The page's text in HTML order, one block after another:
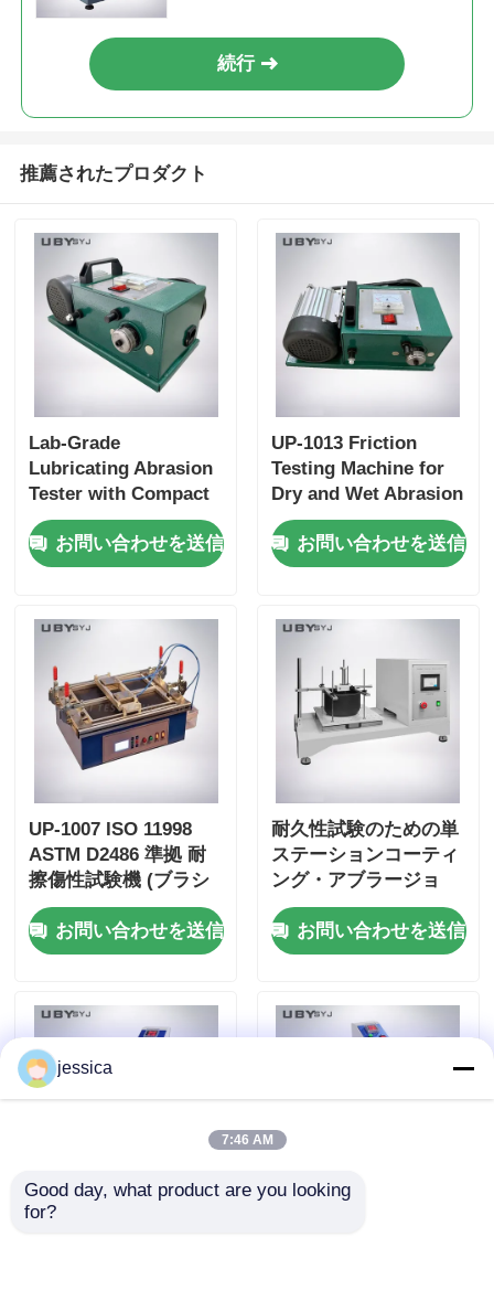
続行
推薦されたプロダクト
Lab-Grade
Lubricating Abrasion
Tester with Compact
Structure and User-
Friendly Interface for
Friction and Wear
お問い合わせを送信
UP-1013 Friction
Testing Machine for
Dry and Wet Abrasion
Test with Adjustable
Load Range and Real-
time Friction
お問い合わせを送信
UP-1007 ISO 11998
ASTM D2486 準拠 耐
擦傷性試験機 (ブラシ
移動周波数 37 ±
1cpm、陽極酸化アル
ミニウム製ボディ)
お問い合わせを送信
耐久性試験のための単
ステーションコーティ
ング・アブラージョ
ン・テスター 100 mm
±5 mm ストロークと
6.5 ±0.2m/min 速度
お問い合わせを送信
UP-1008 アクロン 磨
jessica
7:46 AM
Good day, what product are you looking
for?